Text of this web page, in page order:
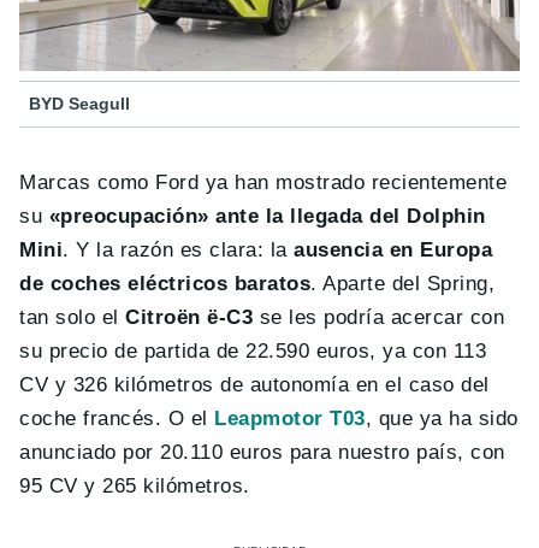
BYD Seagull
Marcas como Ford ya han mostrado recientemente
su «preocupación» ante la llegada del Dolphin
Mini. Y la razón es clara: laausencia en Europa
de coches eléctricos baratos. Aparte del Spring,
tan solo elCitroën ë-C3 se les podría acercar con
su precio de partida de 22.590 euros, ya con 113
CV y 326 kilómetros de autonomía en el caso del
coche francés. O el Leapmotor T03, que ya ha sido
anunciado por 20.110 euros para nuestro país, con
95 CV y 265 kilómetros.